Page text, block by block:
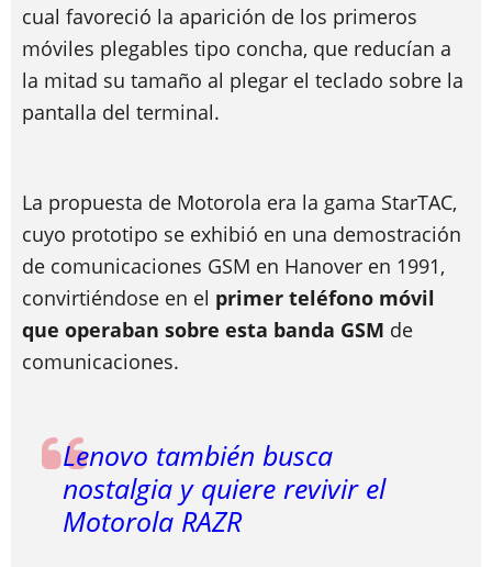
cual favoreció la aparición de los primeros
móviles plegables tipo concha, que reducían a
la mitad su tamaño al plegar el teclado sobre la
pantalla del terminal.
La propuesta de Motorola era la gama StarTAC,
cuyo prototipo se exhibió en una demostración
de comunicaciones GSM en Hanover en 1991,
convirtiéndose en el primer teléfono móvil
que operaban sobre esta banda GSM de
comunicaciones.
Lenovo también busca
nostalgia y quiere revivir el
Motorola RAZR